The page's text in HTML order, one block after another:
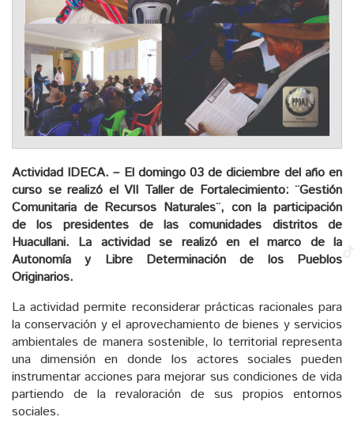
Actividad IDECA. – El domingo 03 de diciembre del año en
curso se realizó el VII Taller de Fortalecimiento: ¨Gestión
Comunitaria de Recursos Naturales¨, con la participación
de los presidentes de las comunidades distritos de
Huacullani. La actividad se realizó en el marco de la
Autonomía y Libre Determinación de los Pueblos
Originarios.
La actividad permite reconsiderar prácticas racionales para
la conservación y el aprovechamiento de bienes y servicios
ambientales de manera sostenible, lo territorial representa
una dimensión en donde los actores sociales pueden
instrumentar acciones para mejorar sus condiciones de vida
partiendo de la revaloración de sus propios entornos
sociales.